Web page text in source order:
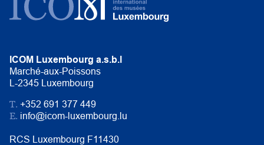
ICOM Luxembourg a.s.b.l
Marché-aux-Poissons
L-2345 Luxembourg
T. +352 691 377 449
E. info@icom-luxembourg.lu
RCS Luxembourg F11430